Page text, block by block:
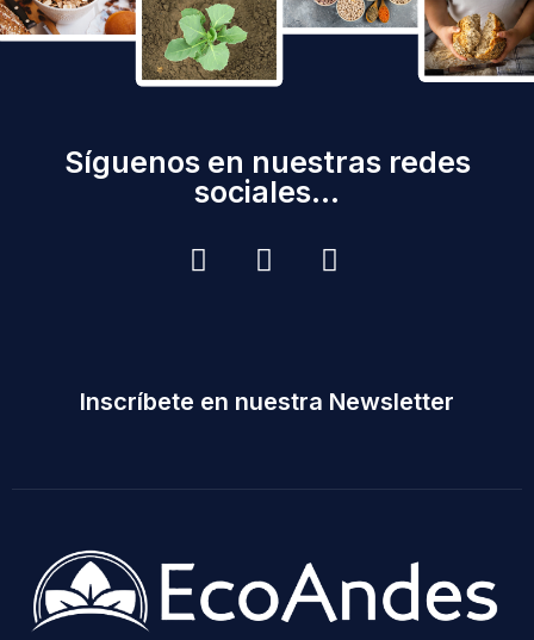
Síguenos en nuestras redes
sociales...
Inscríbete en nuestra Newsletter